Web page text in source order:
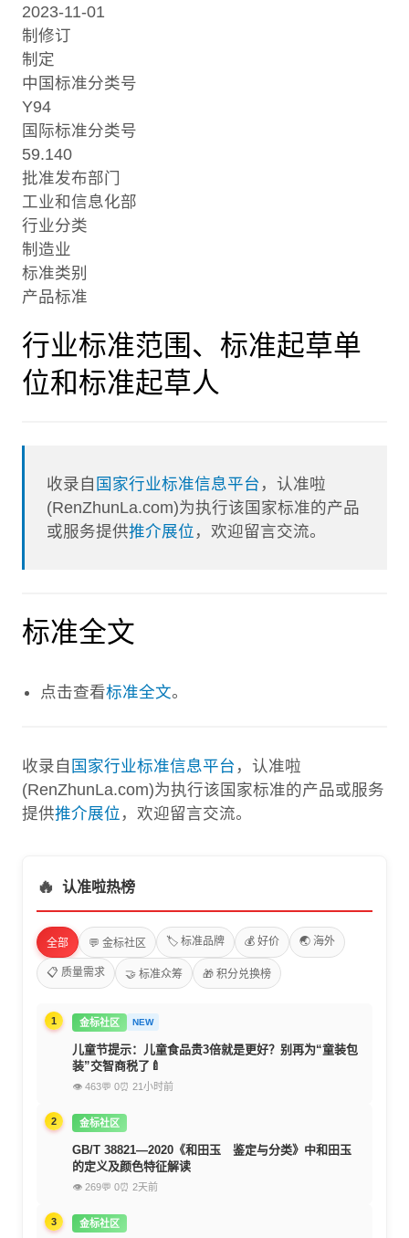
2023-11-01
制修订
制定
中国标准分类号
Y94
国际标准分类号
59.140
批准发布部门
工业和信息化部
行业分类
制造业
标准类别
产品标准
行业标准范围、标准起草单
位和标准起草人
收录自 国家行业标准信息平台 ，认准啦
(RenZhunLa.com)为执行该国家标准的产品
或服务提供推介展位 ，欢迎留言交流。
标准全文
点击查看标准全文。
收录自 国家行业标准信息平台 ，认准啦
(RenZhunLa.com)为执行该国家标准的产品或服务
提供推介展位 ，欢迎留言交流。
🔥 认准啦热榜
全部 💬 金标社区 🏷️ 标准品牌 💰 好价 🌏 海外
📋 质量需求 🤝 标准众筹 🎁 积分兑换榜
1 金标社区 NEW
儿童节提示：儿童食品贵3倍就是更好？别再为“童装包
装”交智商税了🍼
👁 463💬 0⏰ 21小时前
2 金标社区
GB/T 38821—2020《和田玉 鉴定与分类》中和田玉
的定义及颜色特征解读
👁 269💬 0⏰ 2天前
3 金标社区